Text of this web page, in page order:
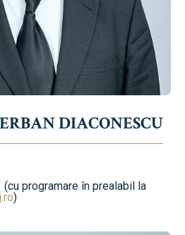
DIACONESCU
(cu programare în prealabil la
)